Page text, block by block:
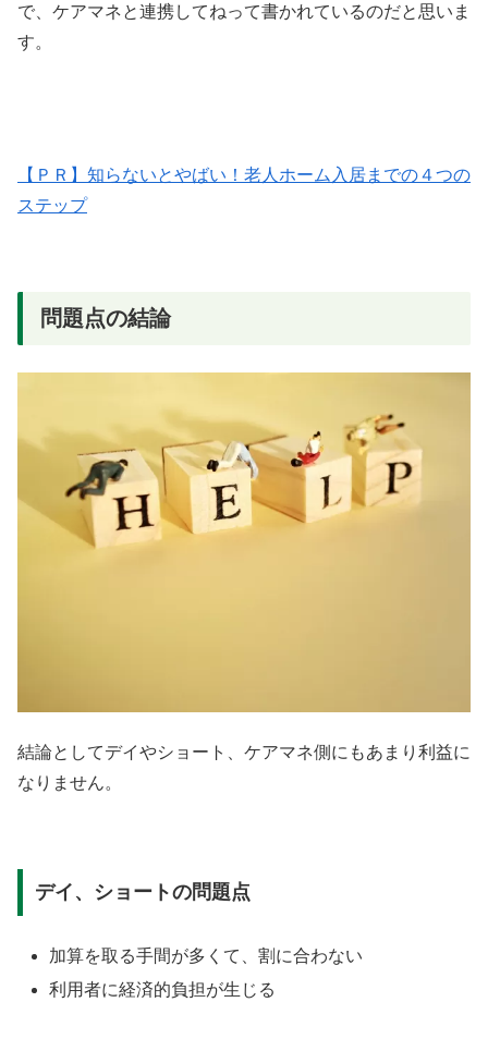
で、ケアマネと連携してねって書かれているのだと思いま
す。
【ＰＲ】知らないとやばい！老人ホーム入居までの４つの
ステップ
問題点の結論
結論としてデイやショート、ケアマネ側にもあまり利益に
なりません。
デイ、ショートの問題点
加算を取る手間が多くて、割に合わない
利用者に経済的負担が生じる